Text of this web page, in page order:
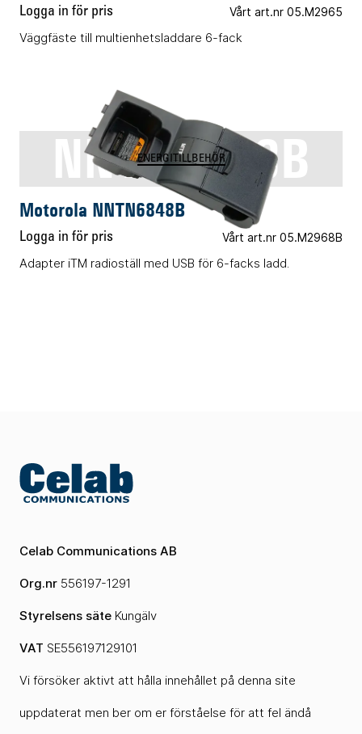
Logga in för pris Vårt art.nr 05.M2965
Väggfäste till multienhetsladdare 6-fack
NNTN6848B
ENERGITILLBEHÖR
Motorola NNTN6848B
Logga in för pris Vårt art.nr 05.M2968B
Adapter iTM radioställ med USB för 6-facks ladd.
Celab Communications AB
Org.nr 556197-1291
Styrelsens säte Kungälv
VAT SE556197129101
Vi försöker aktivt att hålla innehållet på denna site
uppdaterat men ber om er förståelse för att fel ändå